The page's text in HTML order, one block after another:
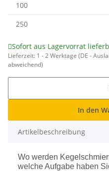
100
250
Sofort aus Lagervorrat
Lieferzeit: 1 - 2 Werktage (DE -
abweichend)
In den
Artikelbeschreibung
Wo werden
welche Aufgabe haben